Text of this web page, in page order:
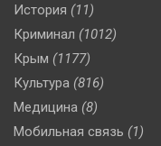
История (11)
Криминал (1012)
Крым (1177)
Культура (816)
Медицина (8)
Мобильная связь (1)